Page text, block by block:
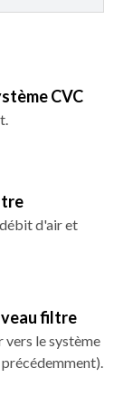
CVC
d'air et
filtre
le système